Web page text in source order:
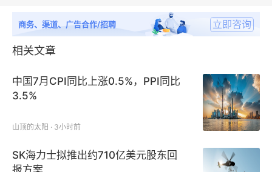
商务、渠道、广告合作/招聘 立即咨询
相关文章
中国7月CPI同比上涨0.5%，PPI同比
3.5%
山顶的太阳 · 3小时前
SK海力士拟推出约710亿美元股东回
报方案